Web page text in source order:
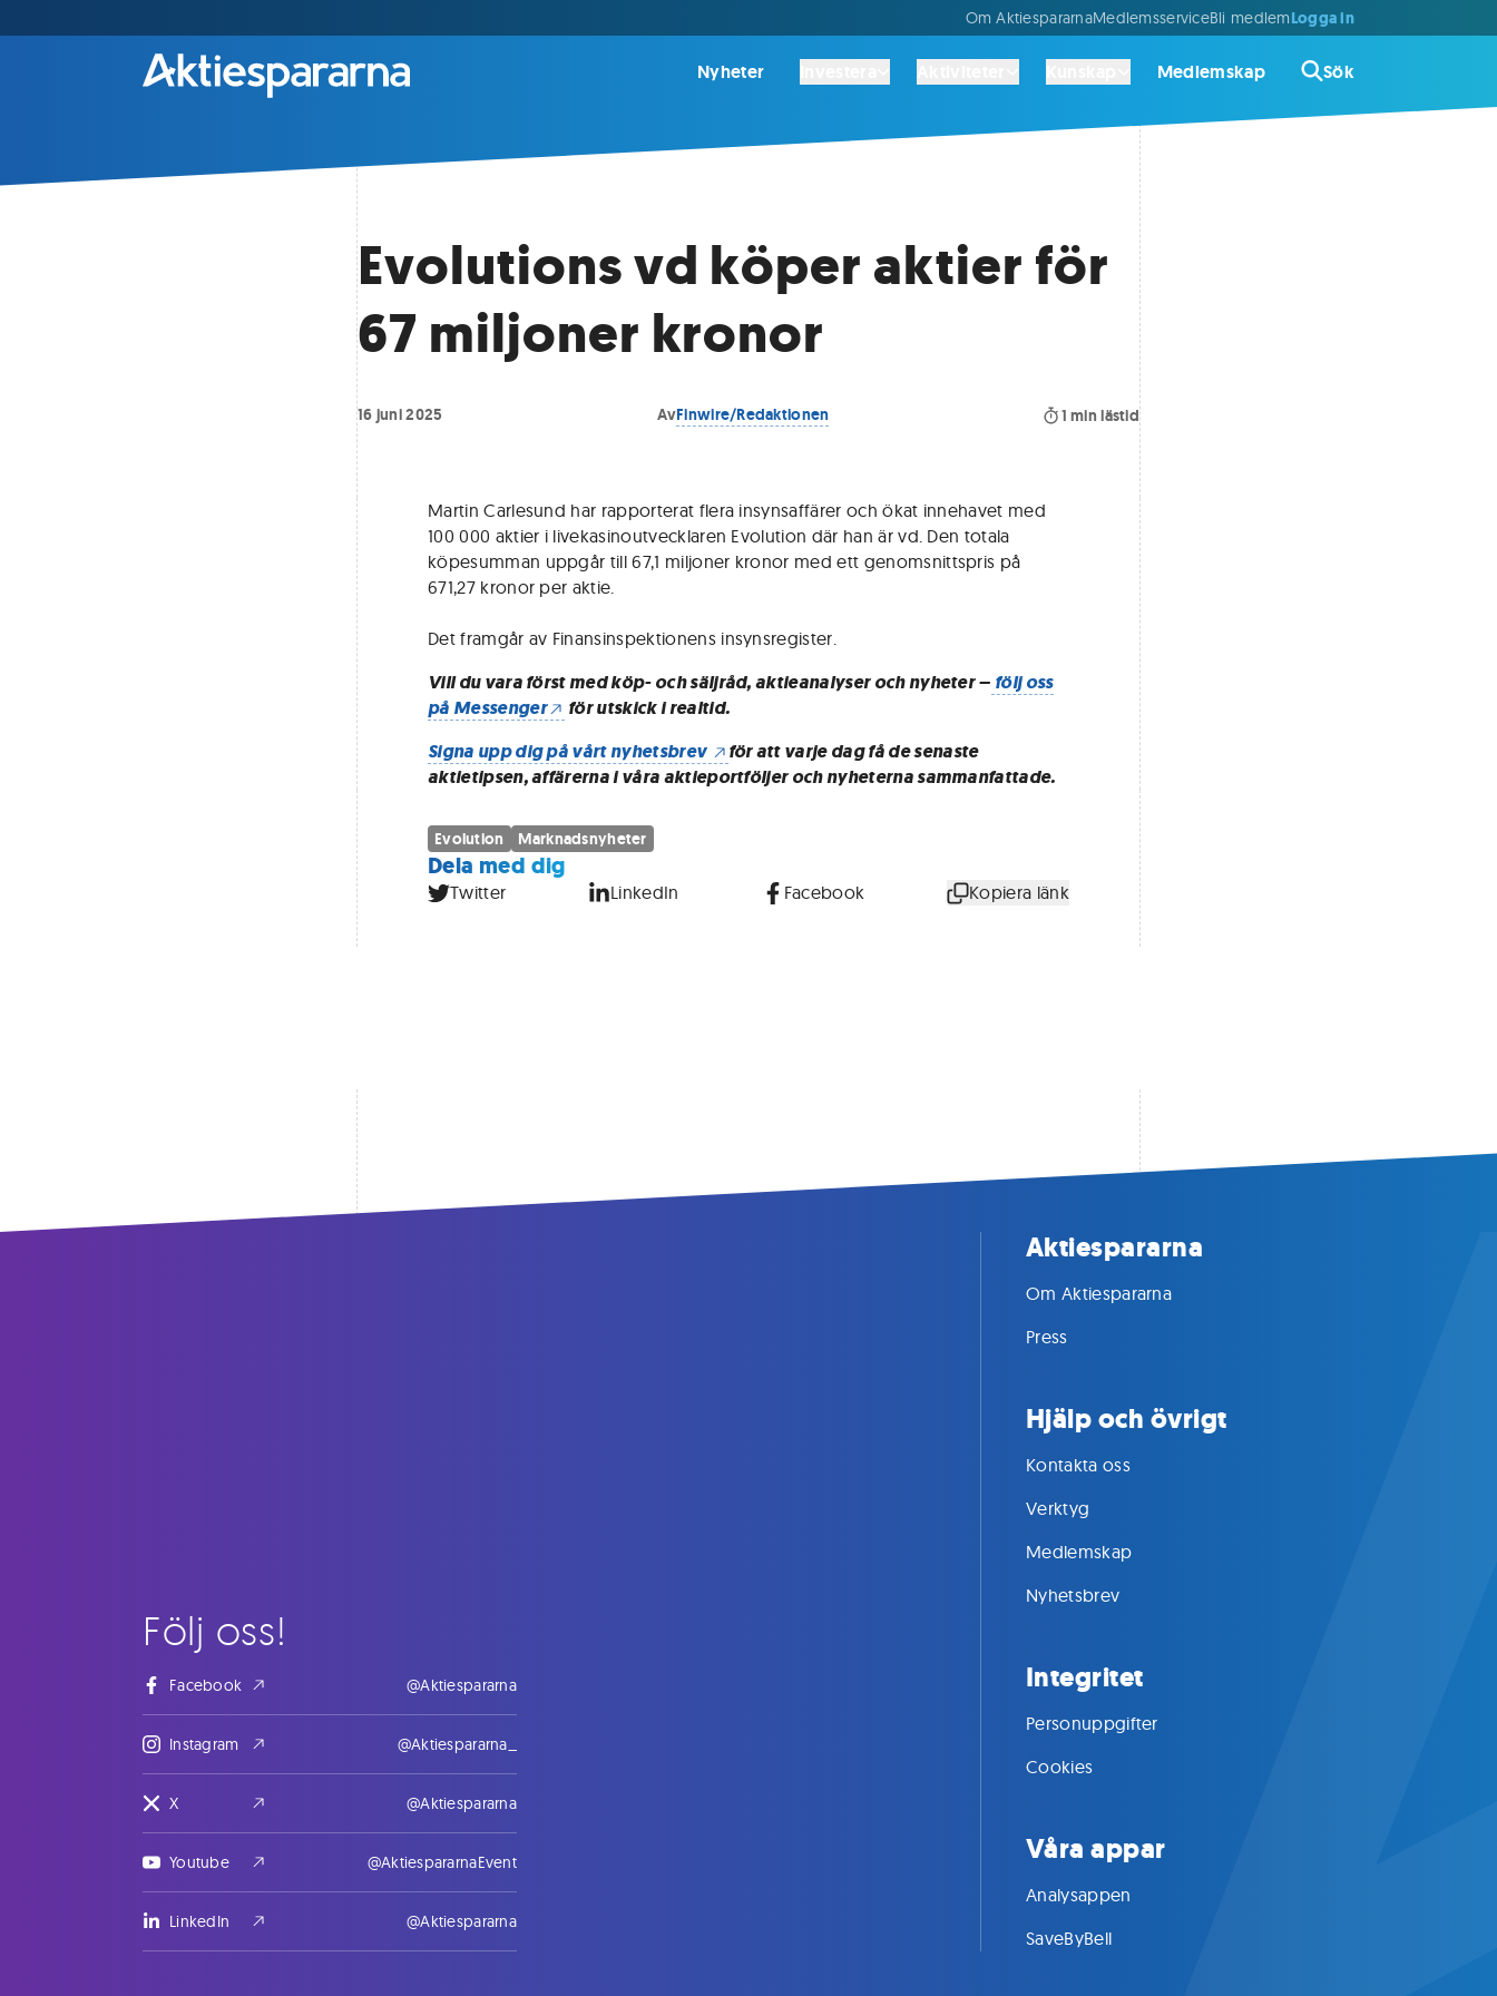
Om AktiespararnaMedlemsserviceBli medlemLogga in
Nyheter Medlemskap Sök
Evolutions vd köper aktier för
67 miljoner kronor
16 juni 2025 AvFinwire/Redaktionen 1 min lästid
Martin Carlesund har rapporterat flera insynsaffärer och ökat innehavet med
100 000 aktier i livekasinoutvecklaren Evolution där han är vd. Den totala
köpesumman uppgår till 67,1 miljoner kronor med ett genomsnittspris på
671,27 kronor per aktie.
Det framgår av Finansinspektionens insynsregister.
Vill du vara först med köp- och säljråd, aktieanalyser och nyheter – följ oss
på Messenger
för utskick i realtid.
Signa upp dig på vårt nyhetsbrev
för att varje dag få de senaste
aktietipsen, affärerna i våra aktieportföljer och nyheterna sammanfattade.
Evolution Marknadsnyheter
Dela med dig
Twitter LinkedIn Facebook Kopiera länk
Följ oss!
Facebook @Aktiespararna
Instagram @Aktiespararna_
X @Aktiespararna
Youtube @AktiespararnaEvent
LinkedIn @Aktiespararna
Aktiespararna
Om Aktiespararna
Press
Hjälp och övrigt
Kontakta oss
Verktyg
Medlemskap
Nyhetsbrev
Integritet
Personuppgifter
Cookies
Våra appar
Analysappen
SaveByBell